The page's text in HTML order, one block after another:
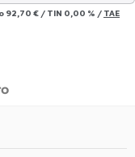
92,70 € / TIN 0,00 % / TAE